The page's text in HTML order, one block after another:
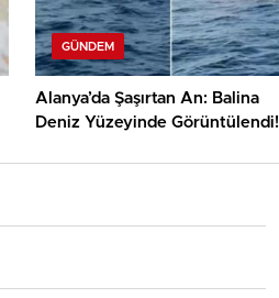
GÜNDEM
Alanya’da Şaşırtan An: Balina
Deniz Yüzeyinde Görüntülendi!